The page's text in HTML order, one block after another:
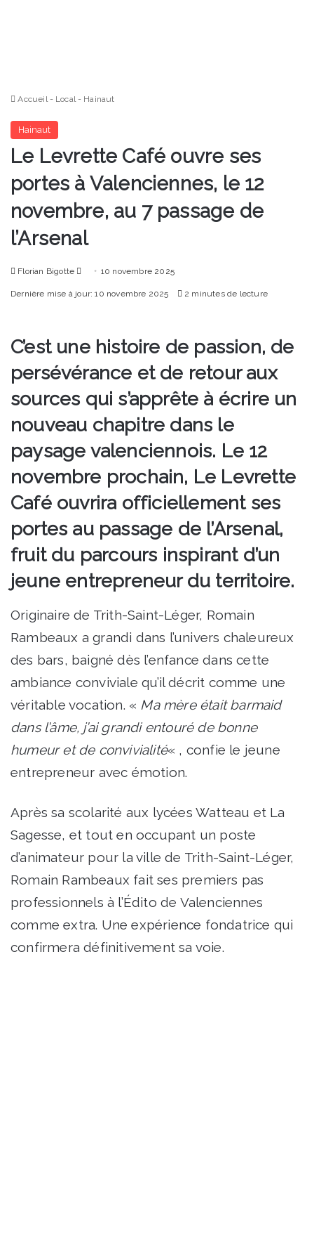
Accueil - Local - Hainaut
Hainaut
Le Levrette Café ouvre ses
portes à Valenciennes, le 12
novembre, au 7 passage de
l’Arsenal
Florian Bigotte
Envoyer10 novembre 2025
Dernière mise à jour: 10 novembre 2025 2 minutes de lecture
C’est une histoire de passion, de
persévérance et de retour aux
sources qui s’apprête à écrire un
nouveau chapitre dans le
paysage valenciennois. Le 12
novembre prochain, Le Levrette
Café ouvrira officiellement ses
portes au passage de l’Arsenal,
fruit du parcours inspirant d’un
jeune entrepreneur du territoire.
Originaire de Trith-Saint-Léger, Romain
Rambeaux a grandi dans l’univers chaleureux
des bars, baigné dès l’enfance dans cette
ambiance conviviale qu’il décrit comme une
véritable vocation. « Ma mère était barmaid
dans l’âme, j’ai grandi entouré de bonne
humeur et de convivialité« , confie le jeune
entrepreneur avec émotion.
Après sa scolarité aux lycées Watteau et La
Sagesse, et tout en occupant un poste
d’animateur pour la ville de Trith-Saint-Léger,
Romain Rambeaux fait ses premiers pas
professionnels à l’Édito de Valenciennes
comme extra. Une expérience fondatrice qui
confirmera définitivement sa voie.